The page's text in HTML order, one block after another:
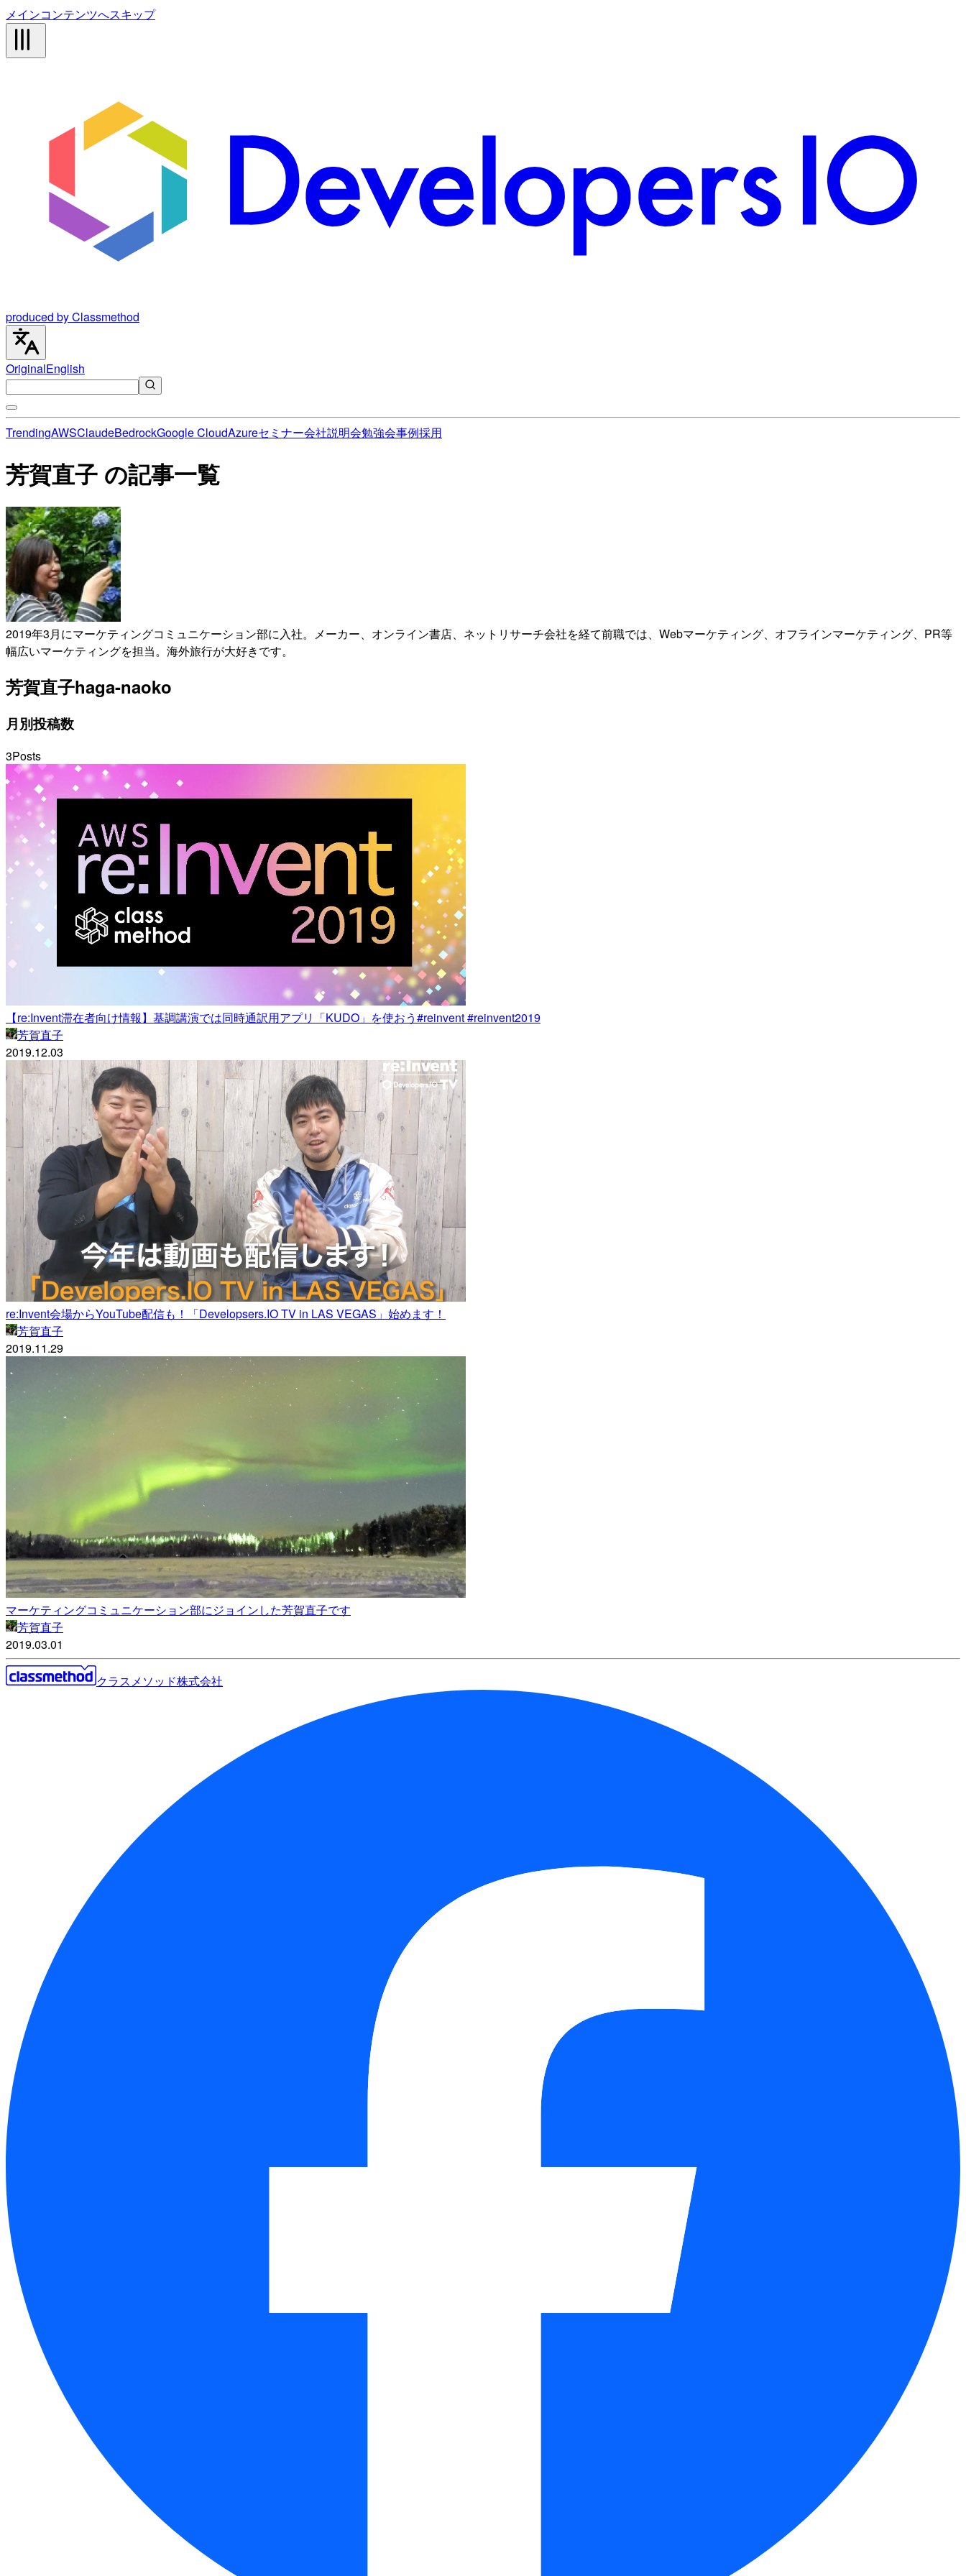
メインコンテンツへスキップ
produced by Classmethod
OriginalEnglish
TrendingAWSClaudeBedrockGoogle CloudAzureセミナー会社説明会勉強会事例採用
芳賀直子 の記事一覧
2019年3月にマーケティングコミュニケーション部に入社。メーカー、オンライン書店、ネットリサーチ会社を経て前職では、Webマーケティング、オフラインマーケティング、PR等
幅広いマーケティングを担当。海外旅行が大好きです。
芳賀直子haga-naoko
月別投稿数
3Posts
【re:Invent滞在者向け情報】基調講演では同時通訳用アプリ「KUDO」を使おう#reinvent #reinvent2019
芳賀直子
2019.12.03
re:Invent会場からYouTube配信も！「Developsers.IO TV in LAS VEGAS」始めます！
芳賀直子
2019.11.29
マーケティングコミュニケーション部にジョインした芳賀直子です
芳賀直子
2019.03.01
クラスメソッド株式会社